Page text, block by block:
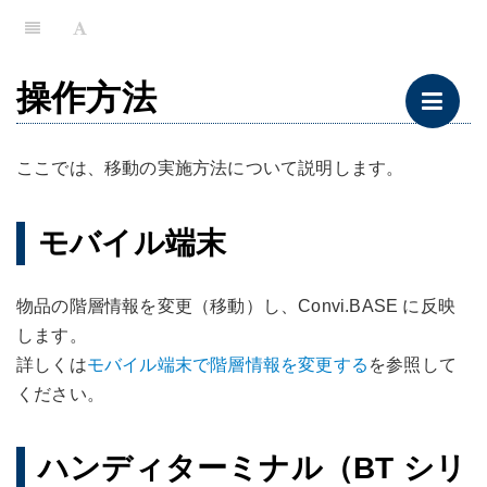
操作方法
ここでは、移動の実施方法について説明します。
モバイル端末
物品の階層情報を変更（移動）し、Convi.BASE に反映
します。
詳しくはモバイル端末で階層情報を変更する を参照して
ください。
ハンディターミナル（BT シリ